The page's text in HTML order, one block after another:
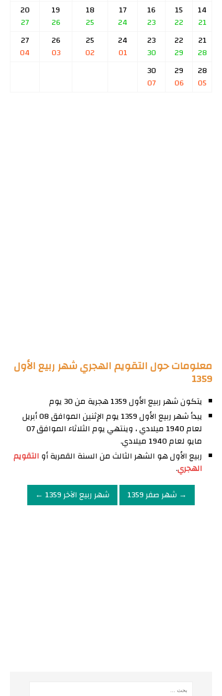
14
21
15
22
16
23
17
24
18
25
19
26
20
27
21
28
22
29
23
30
24
01
25
02
26
03
27
04
28
05
29
06
30
07
معلومات حول التقويم الهجري شهر ربيع الأول
1359
يتكون شهر ربيع الأول 1359 هجرية من 30 يوم
يبدأ شهر ربيع الأول 1359 يوم الإثنين الموافق 08 أبريل
لعام 1940 ميلادي ، وينتهي يوم الثلاثاء الموافق 07
مايو لعام 1940 ميلادي.
ربيع الأول هو الشهر الثالث من السنة القمرية أو التقويم
الهجري.
→ شهر صفر 1359
شهر ربيع الآخر 1359 ←